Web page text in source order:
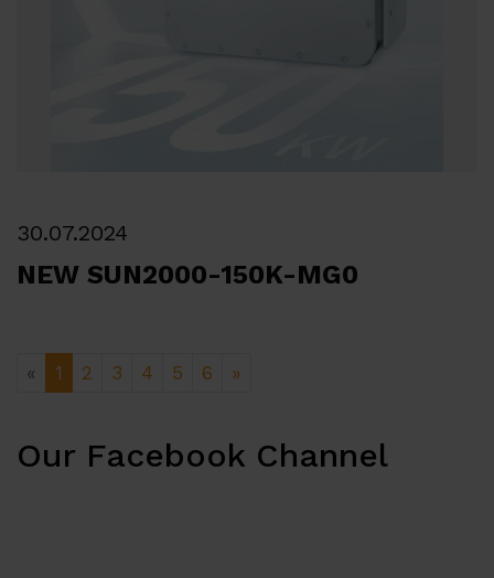
30.07.2024
NEW SUN2000-150K-MG0
« 1 2 3 4 5 6 »
Our Facebook Channel